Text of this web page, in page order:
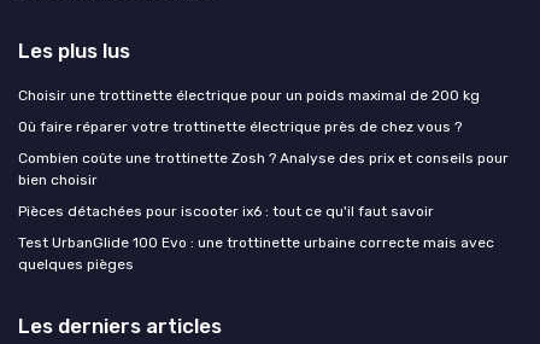
Les plus lus
Choisir une trottinette électrique pour un poids maximal de 200 kg
Où faire réparer votre trottinette électrique près de chez vous ?
Combien coûte une trottinette Zosh ? Analyse des prix et conseils pour
bien choisir
Pièces détachées pour iscooter ix6 : tout ce qu'il faut savoir
Test UrbanGlide 100 Evo : une trottinette urbaine correcte mais avec
quelques pièges
Les derniers articles